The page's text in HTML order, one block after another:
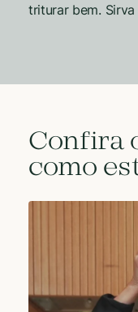
triturar bem.
Confira
como